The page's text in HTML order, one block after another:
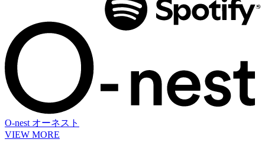
O-nest オーネスト
VIEW MORE